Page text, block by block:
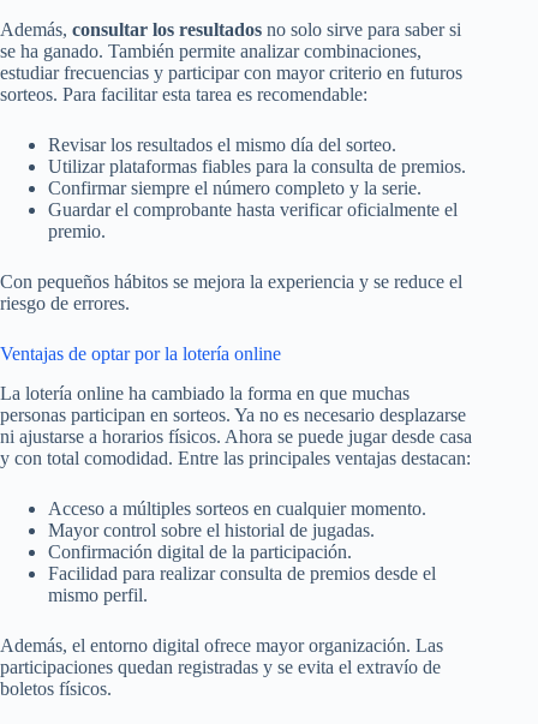
Además, consultar los resultados no solo sirve para saber si
se ha ganado. También permite analizar combinaciones,
estudiar frecuencias y participar con mayor criterio en futuros
sorteos. Para facilitar esta tarea es recomendable:
Revisar los resultados el mismo día del sorteo.
Utilizar plataformas fiables para la consulta de premios.
Confirmar siempre el número completo y la serie.
Guardar el comprobante hasta verificar oficialmente el
premio.
Con pequeños hábitos se mejora la experiencia y se reduce el
riesgo de errores.
Ventajas de optar por la lotería online
La lotería online ha cambiado la forma en que muchas
personas participan en sorteos. Ya no es necesario desplazarse
ni ajustarse a horarios físicos. Ahora se puede jugar desde casa
y con total comodidad. Entre las principales ventajas destacan:
Acceso a múltiples sorteos en cualquier momento.
Mayor control sobre el historial de jugadas.
Confirmación digital de la participación.
Facilidad para realizar consulta de premios desde el
mismo perfil.
Además, el entorno digital ofrece mayor organización. Las
participaciones quedan registradas y se evita el extravío de
boletos físicos.